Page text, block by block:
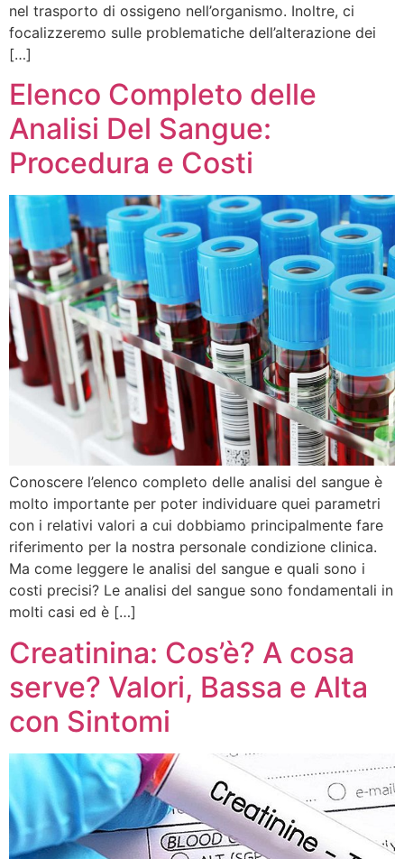
nel trasporto di ossigeno nell’organismo. Inoltre, ci
focalizzeremo sulle problematiche dell’alterazione dei
[…]
Elenco Completo delle
Analisi Del Sangue:
Procedura e Costi
Conoscere l’elenco completo delle analisi del sangue è
molto importante per poter individuare quei parametri
con i relativi valori a cui dobbiamo principalmente fare
riferimento per la nostra personale condizione clinica.
Ma come leggere le analisi del sangue e quali sono i
costi precisi? Le analisi del sangue sono fondamentali in
molti casi ed è […]
Creatinina: Cos’è? A cosa
serve? Valori, Bassa e Alta
con Sintomi